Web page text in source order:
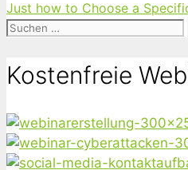
Just how to Choose a
Suchen
Kostenfreie